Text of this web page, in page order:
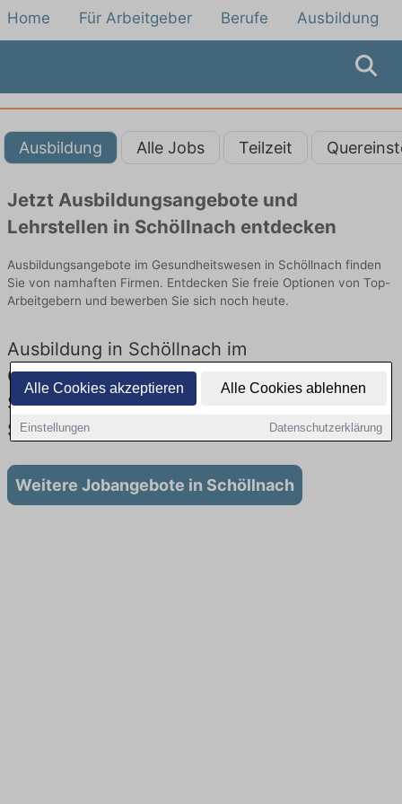
Alle Cookies akzeptieren Alle Cookies ablehnen
Einstellungen Datenschutzerklärung
Home Für Arbeitgeber Berufe Ausbildung
Ausbildung Alle Jobs Teilzeit
Jetzt Ausbildungsangebote und
Lehrstellen in Schöllnach entdecken
Ausbildungsangebote im Gesundheitswesen in Schöllnach finden
Sie von namhaften Firmen. Entdecken Sie freie Optionen von Top-
Arbeitgebern und bewerben Sie sich noch heute.
Ausbildung in Schöllnach im
Gesundheitswesen: Aktuell gibt es keine
Stellenangebote für Ausbildung in
Schöllnach
Weitere Jobangebote in Schöllnach